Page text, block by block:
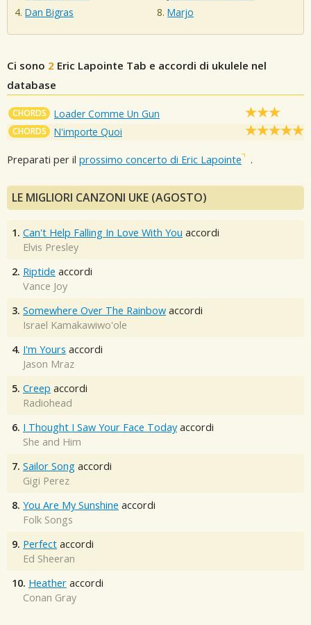
Dan Bigras
Marjo
Ci sono 2 Eric Lapointe Tab e accordi di ukulele nel
database
CHORDS Loader Comme Un Gun
CHORDS N'importe Quoi
Preparati per il prossimo concerto di Eric Lapointe .
LE MIGLIORI CANZONI UKE (AGOSTO)
1. Can't Help Falling In Love With You accordi
Elvis Presley
2. Riptide accordi
Vance Joy
3. Somewhere Over The Rainbow accordi
Israel Kamakawiwo'ole
4. I'm Yours accordi
Jason Mraz
5. Creep accordi
Radiohead
6. I Thought I Saw Your Face Today accordi
She and Him
7. Sailor Song accordi
Gigi Perez
8. You Are My Sunshine accordi
Folk Songs
9. Perfect accordi
Ed Sheeran
10. Heather accordi
Conan Gray